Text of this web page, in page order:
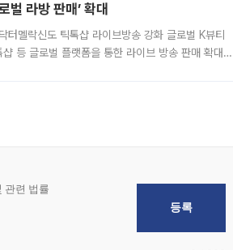
벌 라방 판매’ 확대
터멜락신도 틱톡샵 라이브방송 강화 글로벌 K뷰티
등 글로벌 플랫폼을 통한 라이브 방송 판매 확대에